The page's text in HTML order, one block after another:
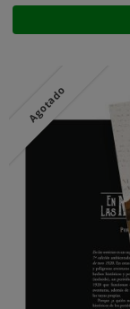
Agotado